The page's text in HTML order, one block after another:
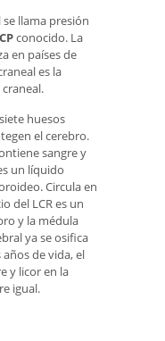
llama presión
conocido. La
en países de
es la
huesos
el cerebro.
sangre y
un líquido
Circula en
del LCR es un
y la médula
ya se osifica
de vida, el
y licor en la
igual.